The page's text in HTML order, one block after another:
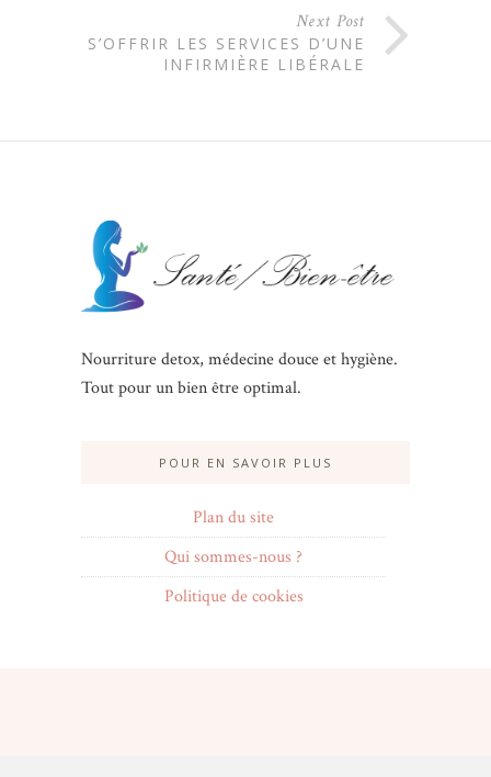
Next Post
S’OFFRIR LES SERVICES D’UNE
INFIRMIÈRE LIBÉRALE
Nourriture detox, médecine douce et hygiène.
Tout pour un bien être optimal.
POUR EN SAVOIR PLUS
Plan du site
Qui sommes-nous ?
Politique de cookies